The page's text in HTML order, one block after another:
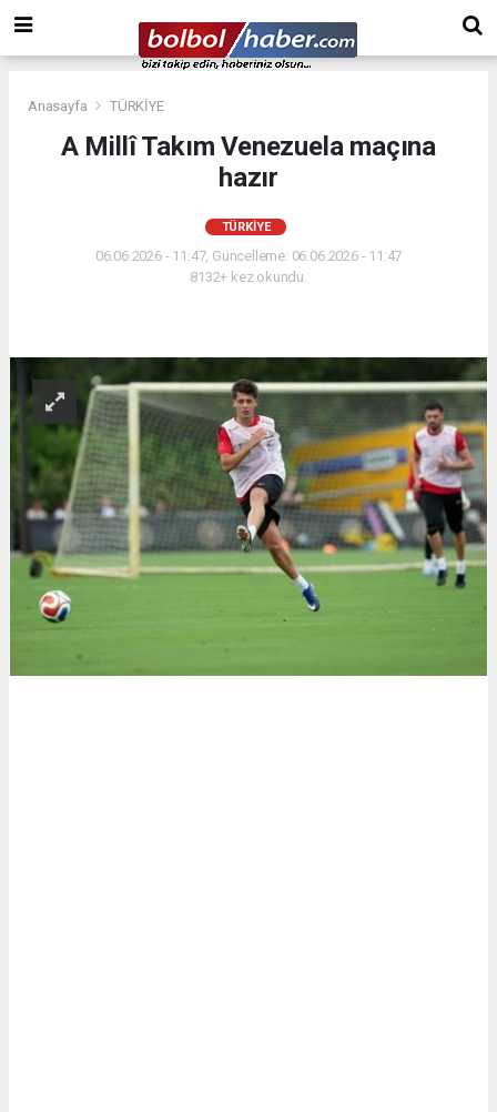
Anasayfa TÜRKİYE
A Millî Takım Venezuela maçına
hazır
TÜRKİYE
06.06.2026 - 11:47, Güncelleme: 06.06.2026 - 11:47
8132+ kez okundu.